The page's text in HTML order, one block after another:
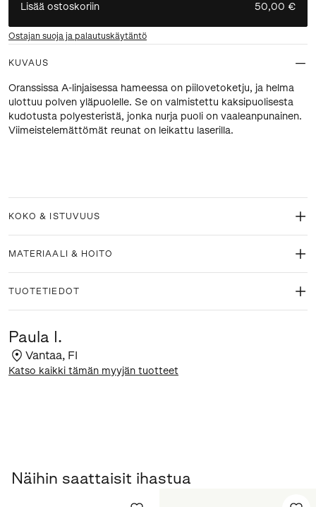
Lisää ostoskoriin 50,00 €
Ostajan suoja ja palautuskäytäntö
KUVAUS
Oranssissa A-linjaisessa hameessa on piilovetoketju, ja helma
ulottuu polven yläpuolelle. Se on valmistettu kaksipuolisesta
kudotusta polyesteristä, jonka nurja puoli on vaaleanpunainen.
Viimeistelemättömät reunat on leikattu laserilla.
KOKO & ISTUVUUS
MATERIAALI & HOITO
TUOTETIEDOT
Paula I.
Vantaa, FI
Katso kaikki tämän myyjän tuotteet
Näihin saattaisit ihastua